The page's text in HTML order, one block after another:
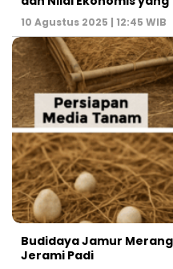
10 Agustus 2025 | 12:45 WIB
Budidaya Jamur
Jerami Padi